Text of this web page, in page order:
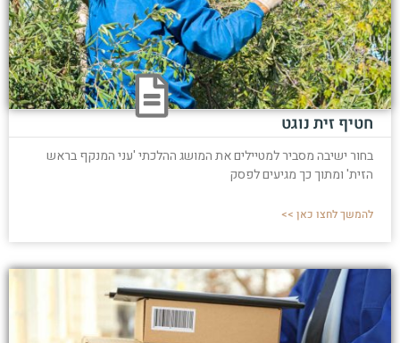
חטיף זית נוגט
בחור ישיבה מסביר למטיילים את המושג ההלכתי 'עני המנקף בראש
הזית' ומתוך כך מגיעים לפסק
להמשך לחצו כאן >>